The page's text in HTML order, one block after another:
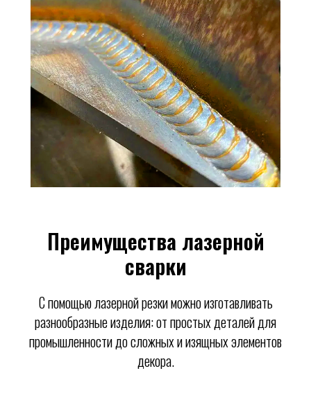
Преимущества лазерной
сварки
С помощью лазерной резки можно изготавливать
разнообразные изделия: от простых деталей для
промышленности до сложных и изящных элементов
декора.